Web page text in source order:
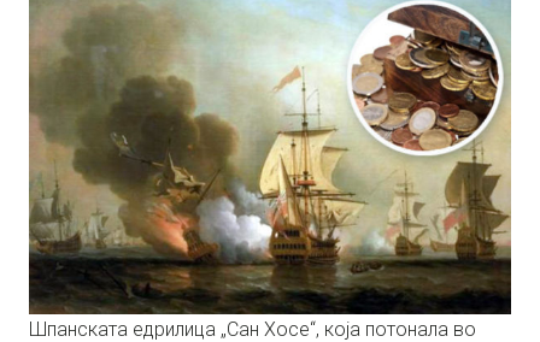
Шпанската едрилица „Сан Хосе“, која потонала во